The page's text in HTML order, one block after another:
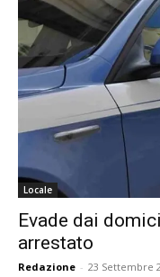
Locale
Evade dai
arrestato
Redazione - 23 Settembre